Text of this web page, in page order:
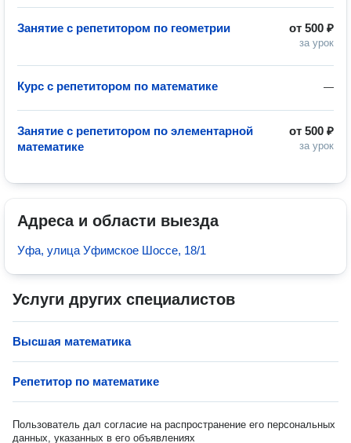
от 500 ₽
за урок
Занятие с репетитором по геометрии
—
Курс с репетитором по математике
от 500 ₽
за урок
Занятие с репетитором по элементарной
математике
Адреса и области выезда
Уфа, улица Уфимское Шоссе, 18/1
Услуги других специалистов
Высшая математика
Репетитор по математике
Пользователь дал согласие на распространение его персональных
данных, указанных в его объявлениях